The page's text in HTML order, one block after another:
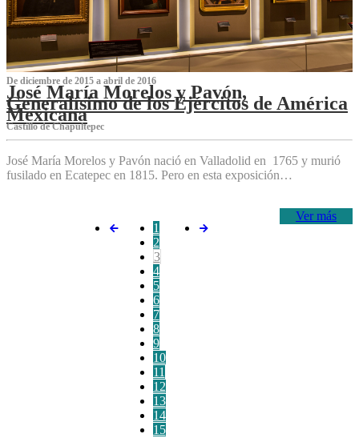
De diciembre de 2015 a abril de 2016
José María Morelos y Pavón,
Generalísimo de los Ejércitos de América
Mexicana
C‌astillo de Chapultepec
José María Morelos y Pavón nació en Valladolid en 1765 y murió
fusilado en Ecatepec en 1815. Pero en esta exposición…
Ver más
1
2
3
4
5
6
7
8
9
10
11
12
13
14
15